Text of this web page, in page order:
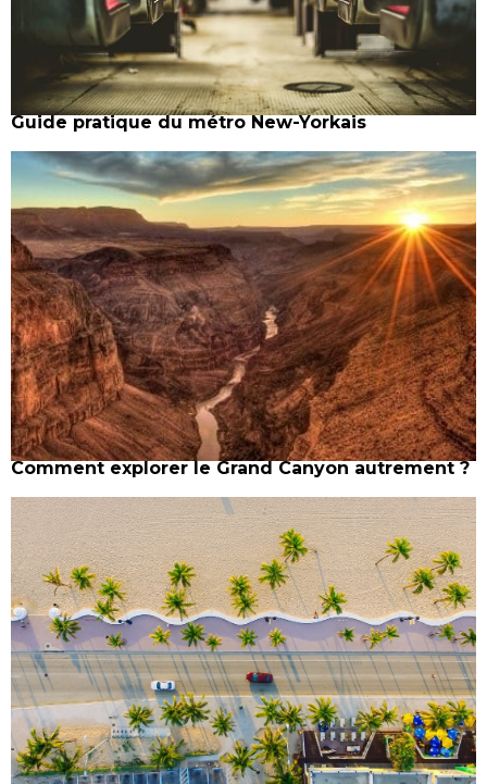
Guide pratique du métro New-Yorkais
Comment explorer le Grand Canyon autrement ?